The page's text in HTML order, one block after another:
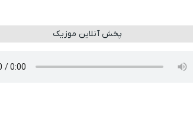
پخش آنلاین موزیک